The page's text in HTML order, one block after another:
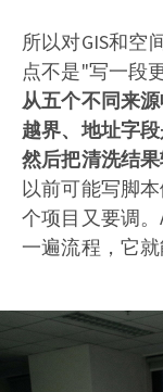
所以对GIS和空
点不是"写一段
从五个不同来
越界、地址字
然后把清洗结果
以前可能写脚
个项目又要调
一遍流程，它就